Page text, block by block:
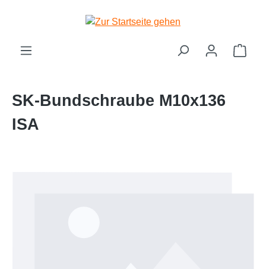
Zum Hauptinhalt springen
SK-Bundschraube M10x136
ISA